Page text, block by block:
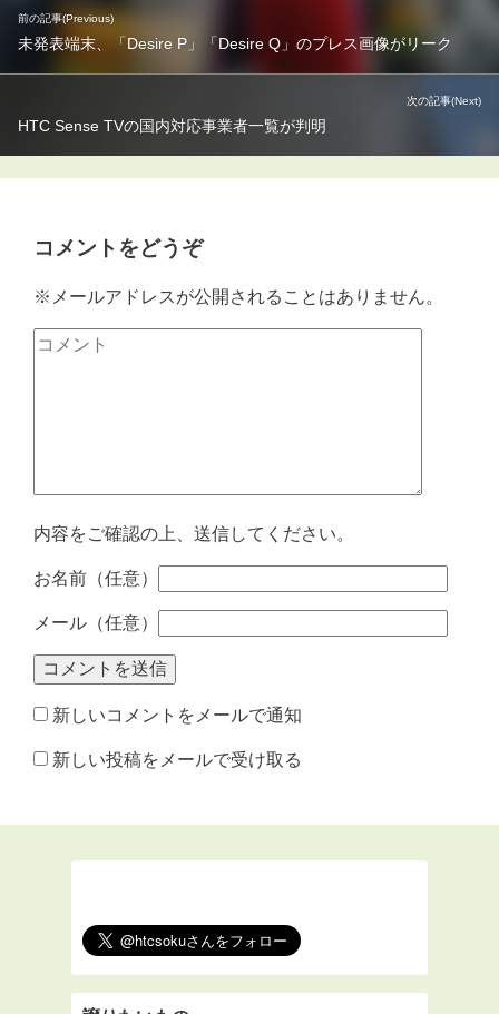
前の記事(Previous)
未発表端末、「Desire P」「Desire Q」のプレス画像がリーク
次の記事(Next)
HTC Sense TVの国内対応事業者一覧が判明
コメントをどうぞ
※メールアドレスが公開されることはありません。
内容をご確認の上、送信してください。
お名前（任意）
メール（任意）
新しいコメントをメールで通知
新しい投稿をメールで受け取る